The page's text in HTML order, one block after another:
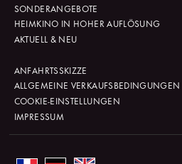
SONDERANGEBOTE
HEIMKINO IN HOHER AUFLÖSUNG
AKTUELL & NEU
ANFAHRTSSKIZZE
ALLGEMEINE VERKAUFSBEDINGUNGEN
COOKIE-EINSTELLUNGEN
IMPRESSUM